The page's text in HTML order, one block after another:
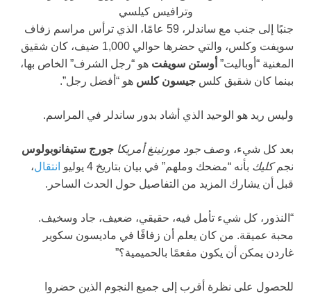
جنبًا إلى جنب مع ساندلر، 59 عامًا، الذي ترأس مراسم زفاف
سويفت وكلس، والتي حضرها حوالي 1,000 ضيف، كان شقيق
المغنية “أوباليت” أوستن سويفت هو “رجل الشرف” الخاص بها،
بينما كان شقيق كلس جيسون كلس هو “أفضل رجل”.
وليس ريد هو الوحيد الذي أشاد بدور ساندلر في المراسم.
بعد كل شيء، وصف جود مورنينغ أمريكا جورج ستيفانوبولوس
نجمكليك بأنه “مضحك وملهم” في بيان بتاريخ 4 يوليو انتقال،
قبل أن يشارك المزيد من التفاصيل حول الحدث الساحر.
“النذور، كل شيء تأمل فيه، حقيقي، ضعيف، جاد وسخيف.
محبة عميقة. من كان يعلم أن زفافًا في ماديسون سكوير
غاردن يمكن أن يكون مفعمًا بالحميمية؟”
للحصول على نظرة أقرب إلى جميع النجوم الذين حضروا